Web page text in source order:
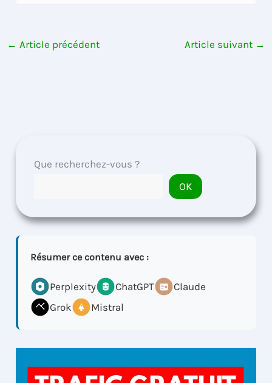
← Article précédent Article suivant →
Que recherchez-vous ?
OK
Résumer ce contenu avec :
Perplexity ChatGPT
Claude
Grok
Mistral